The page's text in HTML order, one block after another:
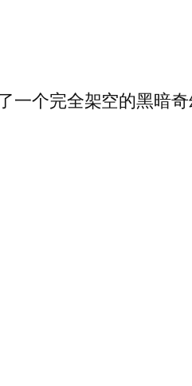
一个完全架空的黑暗